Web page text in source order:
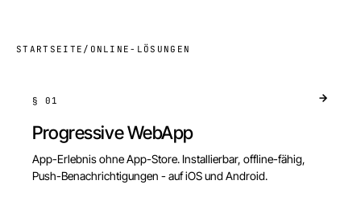
STARTSEITE / ONLINE-LÖSUNGEN
§01
Progressive WebApp
App-Erlebnis ohne App-Store. Installierbar, offline-fähig,
Push-Benachrichtigungen - auf iOS und Android.